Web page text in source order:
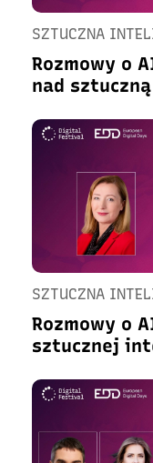
SZTUCZNA
Rozmowy o
nad
SZTUCZNA
Rozmowy o
sztucznej